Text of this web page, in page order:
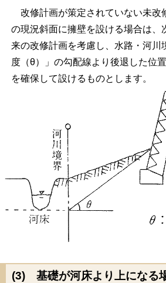
改修計画が策定されていない未改
の現況斜面に擁壁を設ける場合は、
来の改修計画を考慮し、水路・河川
度（θ）」の勾配線より後退した位
を確保して設けるものとします。
(3) 基礎が河床より上になる